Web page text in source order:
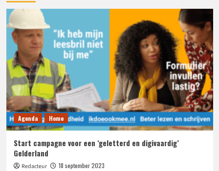
Agenda Home
Start campagne voor een ‘geletterd en digivaardig’
Gelderland
Redacteur 18 september 2023